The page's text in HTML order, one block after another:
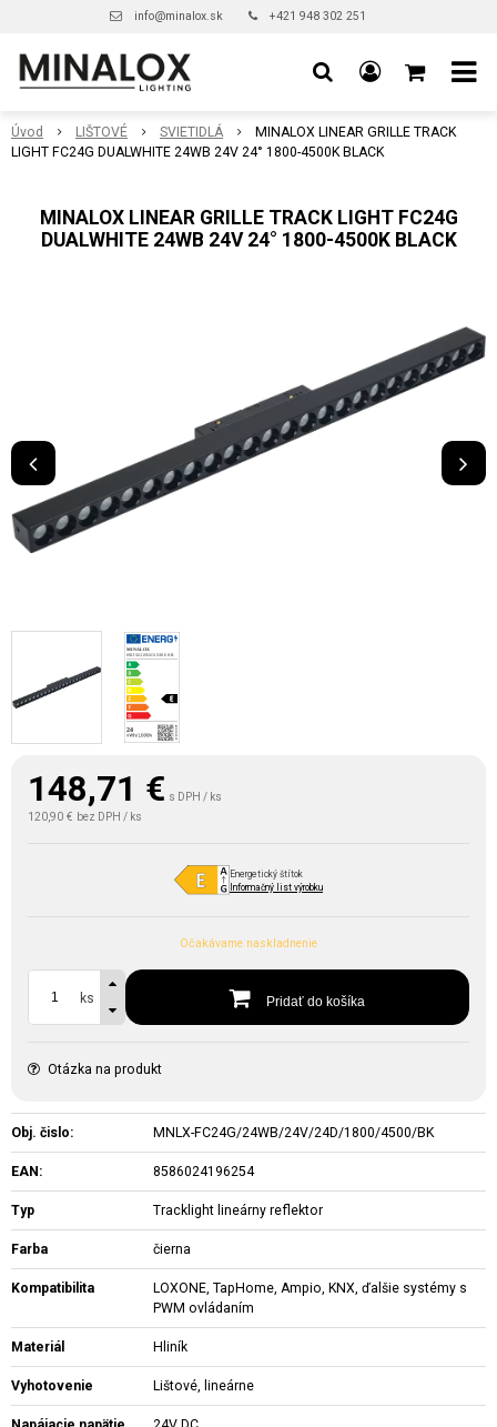
info@minalox.sk +421 948 302 251
Úvod LIŠTOVÉ SVIETIDLÁ
MINALOX LINEAR GRILLE TRACK
LIGHT FC24G DUALWHITE 24WB 24V 24° 1800-4500K BLACK
MINALOX LINEAR GRILLE TRACK LIGHT FC24G
DUALWHITE 24WB 24V 24° 1800-4500K BLACK
148,71 € s DPH / ks
120,90 € bez DPH / ks
Energetický štítok
Informačný list výrobku
Očakávame naskladnenie
ks Pridať do košíka
Otázka na produkt
Obj. čislo: MNLX-FC24G/24WB/24V/24D/1800/4500/BK
EAN: 8586024196254
Typ Tracklight lineárny reflektor
Farba čierna
Kompatibilita
LOXONE, TapHome, Ampio, KNX, ďalšie systémy s
PWM ovládaním
Materiál Hliník
Vyhotovenie Lištové, lineárne